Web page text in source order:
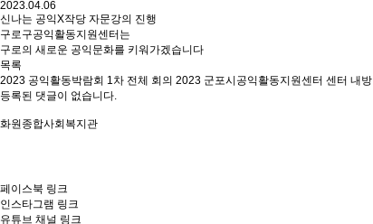
2023.04.06
신나는 공익X작당 자문강의 진행
구로구공익활동지원센터는
구로의 새로운 공익문화를 키워가겠습니다
목록
2023 공익활동박람회 1차 전체 회의 2023 군포시공익활동지원센터 센터 내방
등록된 댓글이 없습니다.
화원종합사회복지관
페이스북 링크
인스타그램 링크
유튜브 채널 링크